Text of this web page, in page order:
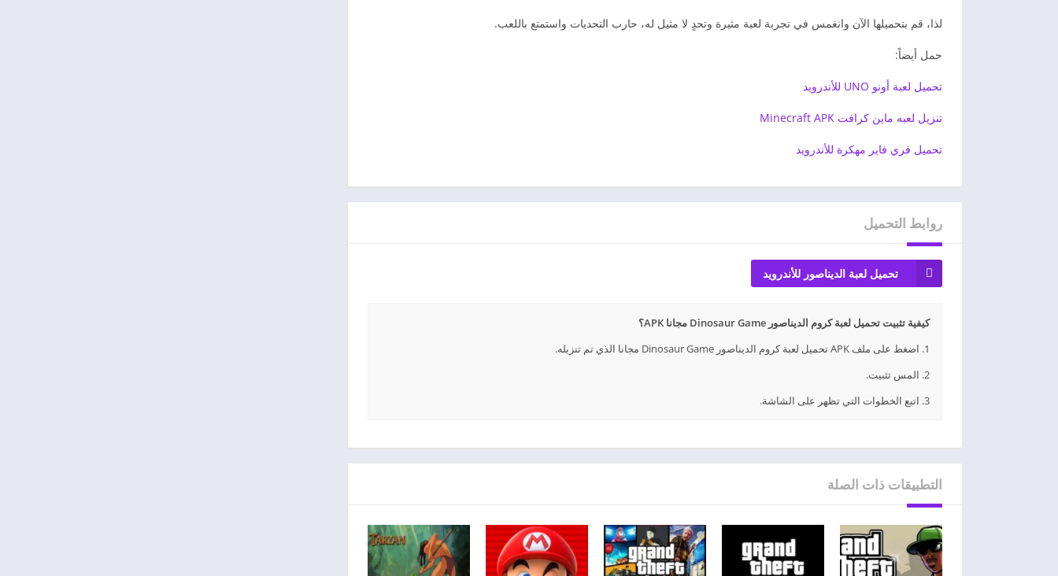
لذا، قم بتحميلها الآن وانغمس في تجربة لعبة مثيرة وتحدٍ لا مثيل له، حارب التحديات واستمتع باللعب.
حمل أيضاً:
تحميل لعبة أونو UNO للأندرويد
تنزيل لعبه ماين كرافت Minecraft APK
تحميل فري فاير مهكرة للأندرويد
روابط التحميل
تحميل لعبة الديناصور للأندرويد
كيفية تثبيت تحميل لعبة كروم الديناصور Dinosaur Game مجانا APK؟
1. اضغط على ملف APK تحميل لعبة كروم الديناصور Dinosaur Game مجانا الذي تم تنزيله.
2. المس تثبيت.
3. اتبع الخطوات التي تظهر على الشاشة.
التطبيقات ذات الصلة